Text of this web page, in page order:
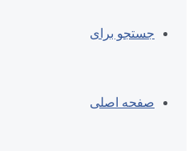
جستجو برای
صفحه اصلی